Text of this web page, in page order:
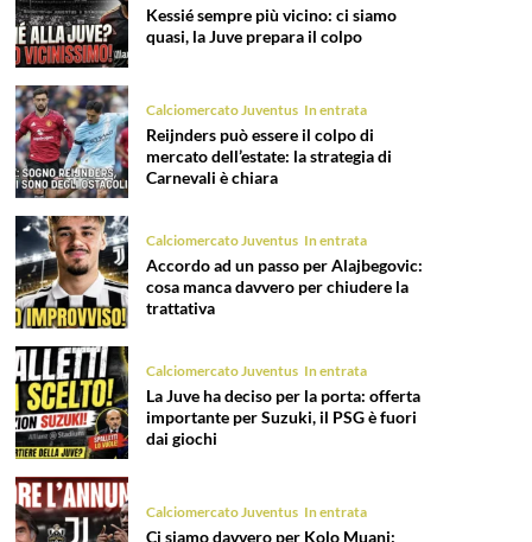
Kessié sempre più vicino: ci siamo
quasi, la Juve prepara il colpo
Calciomercato Juventus In entrata
Reijnders può essere il colpo di
mercato dell’estate: la strategia di
Carnevali è chiara
Calciomercato Juventus In entrata
Accordo ad un passo per Alajbegovic:
cosa manca davvero per chiudere la
trattativa
Calciomercato Juventus In entrata
La Juve ha deciso per la porta: offerta
importante per Suzuki, il PSG è fuori
dai giochi
Calciomercato Juventus In entrata
Ci siamo davvero per Kolo Muani: